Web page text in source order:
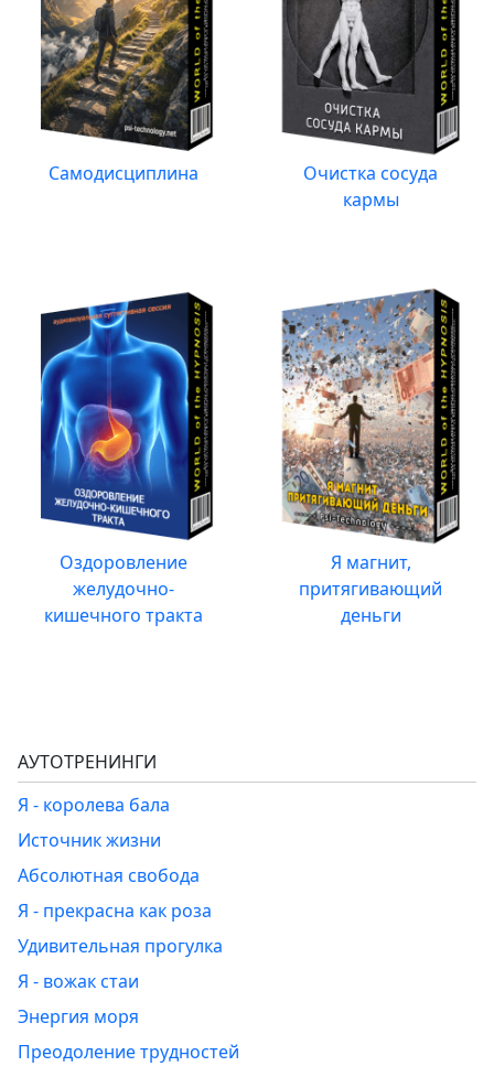
Самодисциплина
Очистка сосуда
кармы
Оздоровление
желудочно-
кишечного тракта
Я магнит,
притягивающий
деньги
АУТОТРЕНИНГИ
Я - королева бала
Источник жизни
Абсолютная свобода
Я - прекрасна как роза
Удивительная прогулка
Я - вожак стаи
Энергия моря
Преодоление трудностей